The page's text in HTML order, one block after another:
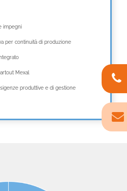
impegni
per continuità di produzione
Mexal
produttive e di gestione